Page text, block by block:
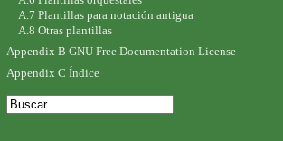
A.7 Plantillas para notación antigua
A.8 Otras plantillas
Appendix B GNU Free Documentation License
Appendix C Índice